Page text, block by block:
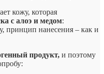
кожу, которая
с алоэ и медом:
принцип нанесения – как и
продукт, и поэтому